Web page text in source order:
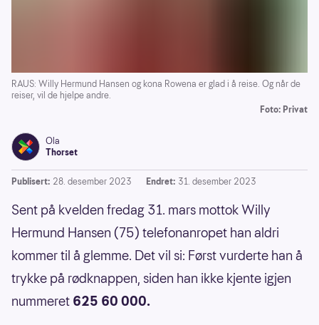
RAUS: Willy Hermund Hansen og kona Rowena er glad i å reise. Og når de
reiser, vil de hjelpe andre.
Foto: Privat
Ola
Thorset
Publisert: 28. desember 2023 Endret: 31. desember 2023
Sent på kvelden fredag 31. mars mottok Willy
Hermund Hansen (75) telefonanropet han aldri
kommer til å glemme. Det vil si: Først vurderte han å
trykke på rødknappen, siden han ikke kjente igjen
nummeret 625 60 000.